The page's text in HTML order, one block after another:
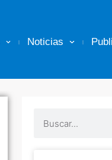
Noticias